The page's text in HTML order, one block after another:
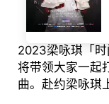
2023梁咏琪「时
将带领大家一起
曲。赴约梁咏琪